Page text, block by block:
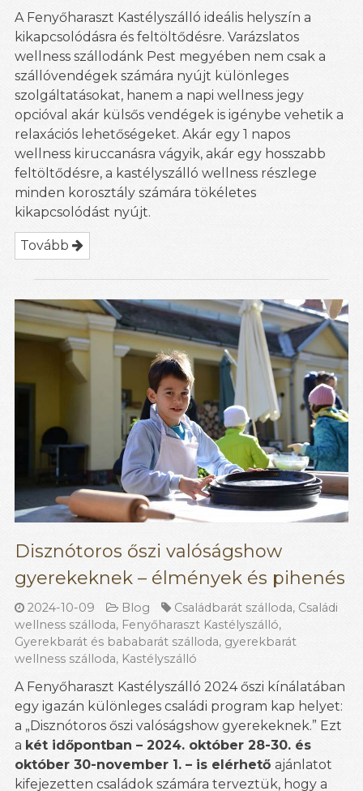
A Fenyőharaszt Kastélyszálló ideális helyszín a
kikapcsolódásra és feltöltődésre. Varázslatos
wellness szállodánk Pest megyében nem csak a
szállóvendégek számára nyújt különleges
szolgáltatásokat, hanem a napi wellness jegy
opcióval akár külsős vendégek is igénybe vehetik a
relaxációs lehetőségeket. Akár egy 1 napos
wellness kiruccanásra vágyik, akár egy hosszabb
feltöltődésre, a kastélyszálló wellness részlege
minden korosztály számára tökéletes
kikapcsolódást nyújt.
Tovább
Disznótoros őszi valóságshow
gyerekeknek – élmények és pihenés
2024-10-09 Blog Családbarát szálloda, Családi
wellness szálloda, Fenyőharaszt Kastélyszálló,
Gyerekbarát és bababarát szálloda, gyerekbarát
wellness szálloda, Kastélyszálló
A Fenyőharaszt Kastélyszálló 2024 őszi kínálatában
egy igazán különleges családi program kap helyet:
a „Disznótoros őszi valóságshow gyerekeknek.” Ezt
a két időpontban – 2024. október 28-30. és
október 30-november 1. – is elérhető ajánlatot
kifejezetten családok számára terveztük, hogy a